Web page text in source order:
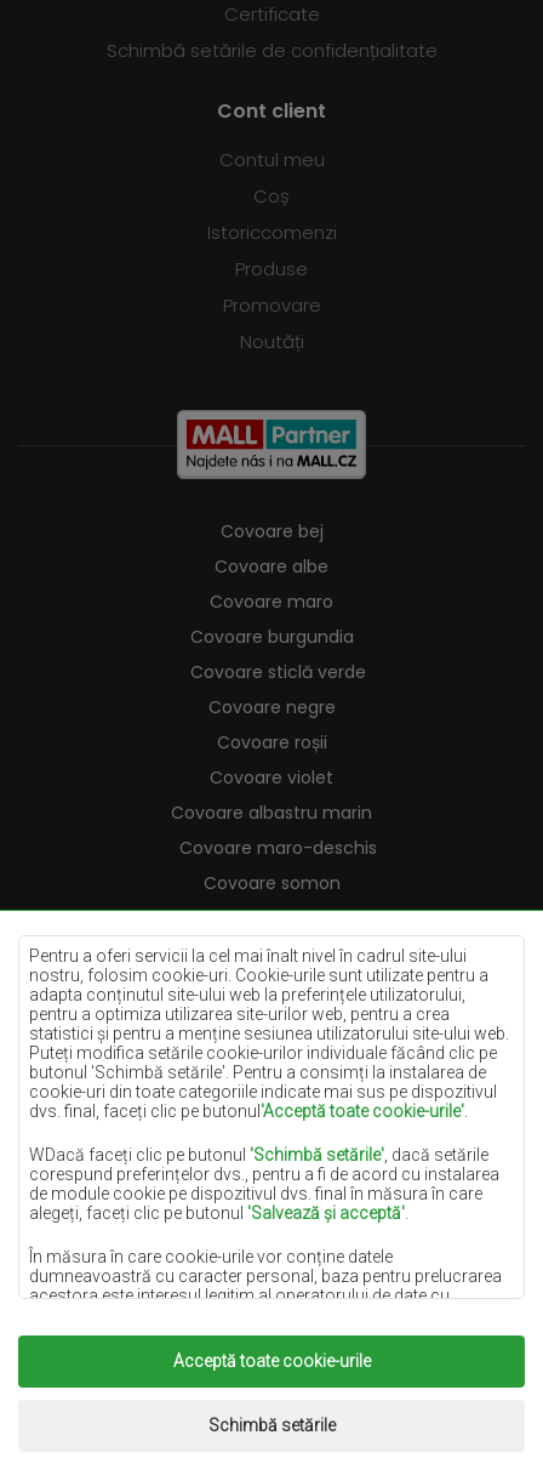
Pentru a oferi servicii la cel mai înalt nivel în cadrul site-ului
nostru, folosim cookie-uri. Cookie-urile sunt utilizate pentru a
adapta conținutul site-ului web la preferințele utilizatorului,
pentru a optimiza utilizarea site-urilor web, pentru a crea
statistici și pentru a menține sesiunea utilizatorului site-ului web.
Puteți modifica setările cookie-urilor individuale făcând clic pe
butonul 'Schimbă setările'. Pentru a consimți la instalarea de
cookie-uri din toate categoriile indicate mai sus pe dispozitivul
dvs. final, faceți clic pe butonul 'Acceptă toate cookie-urile'
WDacă faceți clic pe butonul 'Schimbă setările' , dacă setările
corespund preferințelor dvs., pentru a fi de acord cu instalarea
de module cookie pe dispozitivul dvs. final în măsura în care
alegeți, faceți clic pe butonul 'Salvează și acceptă'
În măsura în care cookie-urile vor conține datele
dumneavoastră cu caracter personal, baza pentru prelucrarea
acestora este interesul legitim al operatorului de date cu
sub forma asigurării unei calități ridicate a serviciilor furnizate
pe site-ul nostru și a activităților de marketing ale operatorului de
date cu caracter personal și ale Partenerilor săi de Încredere.
Pentru mai multe informații despre cookie-uri și prelucrarea
Acceptă toate cookie-urile
Schimbă setările
Certificate
Schimbă setările de confidențialitate
Cont client
Contul meu
Coș
Istoriccomenzi
Produse
Promovare
Noutăți
Covoare bej
Covoare albe
Covoare maro
Covoare burgundia
Covoare sticlă verde
Covoare negre
Covoare roșii
Covoare violet
Covoare albastru marin
Covoare maro-deschis
Covoare somon
Covoare crem
Covoare lila
Covoare galbene
Covoare mentă
Covoare albastre
Covoare portocalii
Covoare gri
Covoare teracotă
Covoare aurii
Copyright 2022Covoare Chemex.Toate drepturile
Realizare:www.dimax.pl